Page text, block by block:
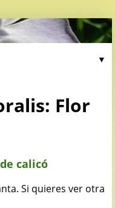
▼
Flor
calicó
Si quieres ver otra